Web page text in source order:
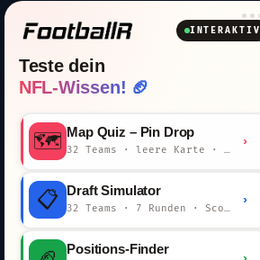
INTERAKTIV
Teste dein
NFL-Wissen! 🏈
🗺️ Map Quiz – Pin Drop
32 Teams · leere Karte · km-Wertung
›
📋 Draft Simulator
32 Teams · 7 Runden · Scout-Kommentar
›
Positions-Finder